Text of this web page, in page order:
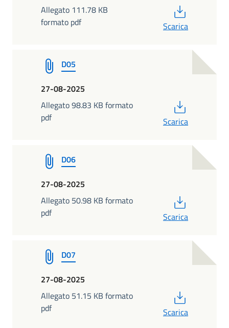
Allegato 111.78 KB
formato pdf
Scarica
D05
27-08-2025
Allegato 98.83 KB formato
pdf
Scarica
D06
27-08-2025
Allegato 50.98 KB formato
pdf
Scarica
D07
27-08-2025
Allegato 51.15 KB formato
pdf
Scarica